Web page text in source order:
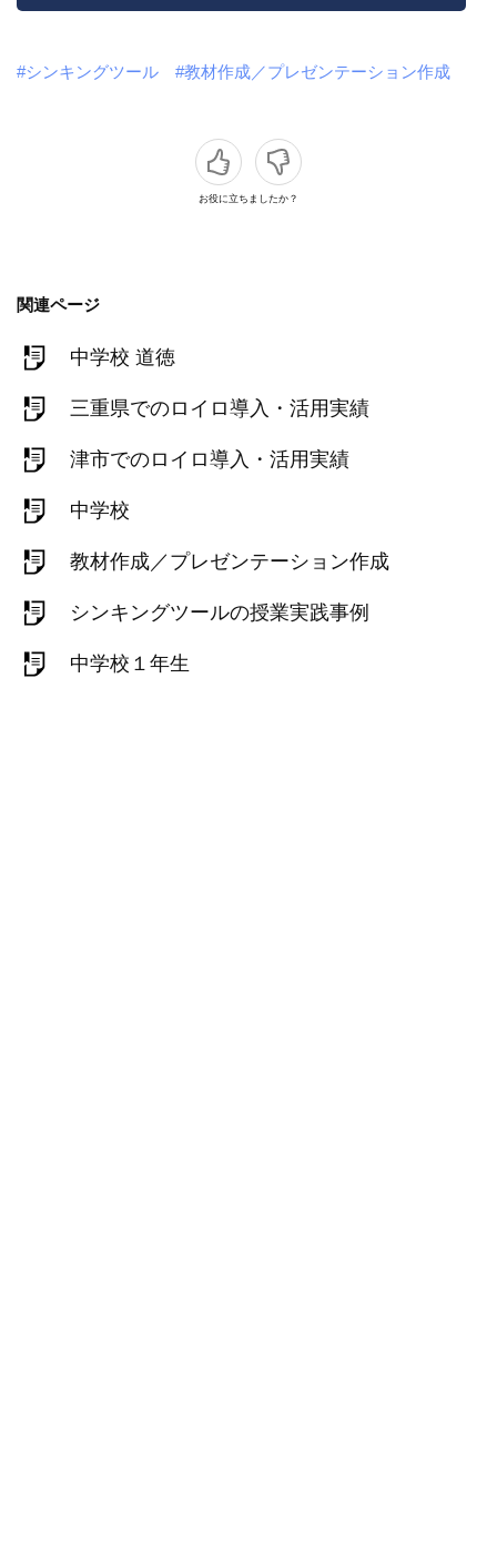
#シンキングツール #教材作成／プレゼンテーション作成
お役に立ちましたか？
関連ページ
中学校 道徳
三重県でのロイロ導入・活用実績
津市でのロイロ導入・活用実績
中学校
教材作成／プレゼンテーション作成
シンキングツールの授業実践事例
中学校１年生